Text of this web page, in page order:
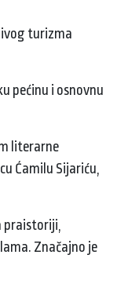
turizma
pećinu i osnovnu
literarne
Ćamilu Sijariću,
praistoriji,
Značajno je